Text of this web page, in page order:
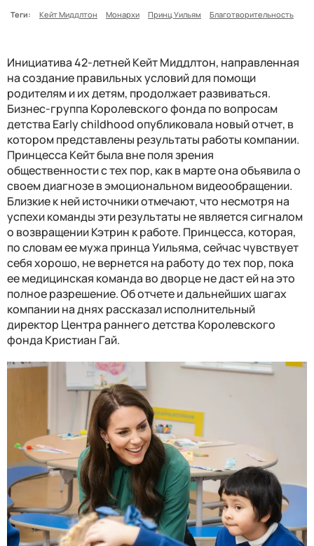
Теги:
Кейт Миддлтон Монархи Принц Уильям Благотворительность
Инициатива 42-летней Кейт Миддлтон, направленная
на создание правильных условий для помощи
родителям и их детям, продолжает развиваться.
Бизнес-группа Королевского фонда по вопросам
детства Early childhood опубликовала новый отчет, в
котором представлены результаты работы компании.
Принцесса Кейт была вне поля зрения
общественности с тех пор, как в марте она объявила о
своем диагнозе в эмоциональном видеообращении.
Близкие к ней источники отмечают, что несмотря на
успехи команды эти результаты не является сигналом
о возвращении Кэтрин к работе. Принцесса, которая,
по словам ее мужа принца Уильяма, сейчас чувствует
себя хорошо, не вернется на работу до тех пор, пока
ее медицинская команда во дворце не даст ей на это
полное разрешение. Об отчете и дальнейших шагах
компании на днях рассказал исполнительный
директор Центра раннего детства Королевского
фонда Кристиан Гай.